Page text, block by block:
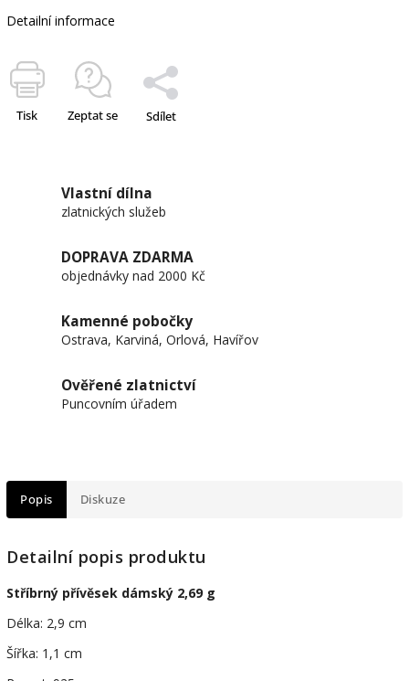
Detailní informace
Tisk Zeptat se Sdílet
Vlastní dílna
zlatnických služeb
DOPRAVA ZDARMA
objednávky nad 2000 Kč
Kamenné pobočky
Ostrava, Karviná, Orlová, Havířov
Ověřené zlatnictví
Puncovním úřadem
Popis Diskuze
Detailní popis produktu
Stříbrný přívěsek dámský 2,69 g
Délka: 2,9 cm
Šířka: 1,1 cm